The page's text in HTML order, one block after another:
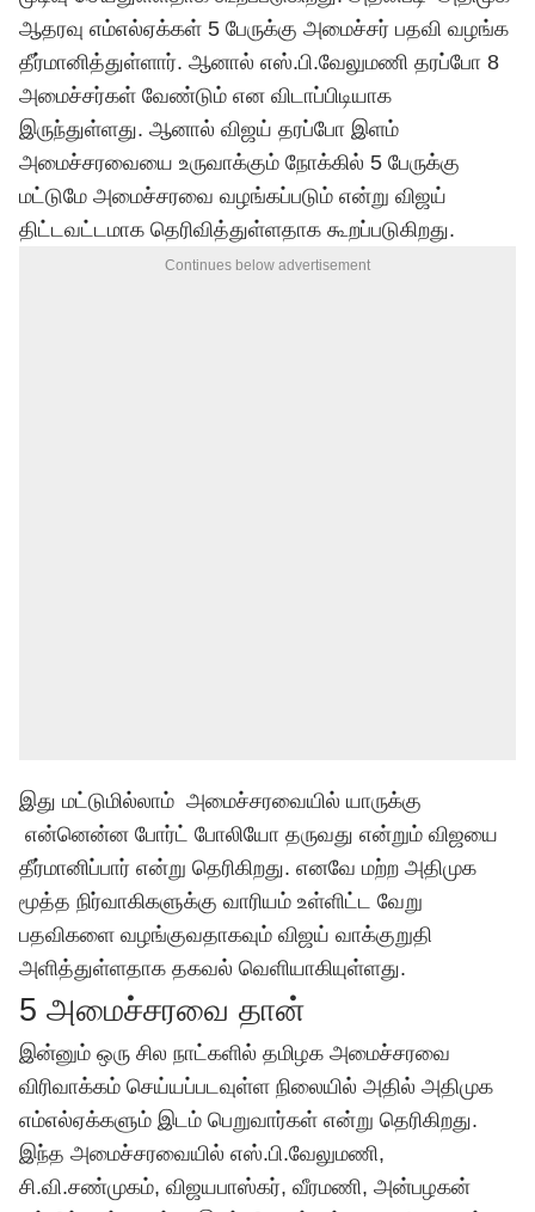
ஆதரவு எம்எல்ஏக்கள் 5 பேருக்கு அமைச்சர் பதவி வழங்க
தீர்மானித்துள்ளார். ஆனால் எஸ்.பி.வேலுமணி தரப்போ 8
அமைச்சர்கள் வேண்டும் என விடாப்பிடியாக
இருந்துள்ளது. ஆனால் விஜய் தரப்போ இளம்
அமைச்சரவையை உருவாக்கும் நோக்கில் 5 பேருக்கு
மட்டுமே அமைச்சரவை வழங்கப்படும் என்று விஜய்
திட்டவட்டமாக தெரிவித்துள்ளதாக கூறப்படுகிறது.
Continues below advertisement
இது மட்டுமில்லாம் அமைச்சரவையில் யாருக்கு
என்னென்ன போர்ட் போலியோ தருவது என்றும் விஜயை
தீர்மானிப்பார் என்று தெரிகிறது. எனவே மற்ற அதிமுக
மூத்த நிர்வாகிகளுக்கு வாரியம் உள்ளிட்ட வேறு
பதவிகளை வழங்குவதாகவும் விஜய் வாக்குறுதி
அளித்துள்ளதாக தகவல் வெளியாகியுள்ளது.
5 அமைச்சரவை தான்
இன்னும் ஒரு சில நாட்களில் தமிழக அமைச்சரவை
விரிவாக்கம் செய்யப்படவுள்ள நிலையில் அதில் அதிமுக
எம்எல்ஏக்களும் இடம் பெறுவார்கள் என்று தெரிகிறது.
இந்த அமைச்சரவையில் எஸ்.பி.வேலுமணி,
சி.வி.சண்முகம், விஜயபாஸ்கர், வீரமணி, அன்பழகன்